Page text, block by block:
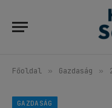
Főoldal » Gazdaság »
GAZDASÁG